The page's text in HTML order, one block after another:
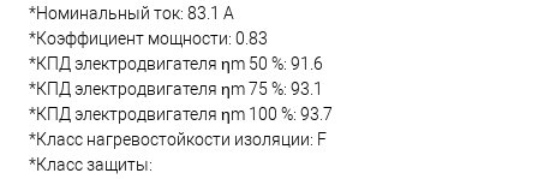
*Номинальный ток: 83.1 А
*Коэффициент мощности: 0.83
*КПД электродвигателя ηm 50 %: 91.6
*КПД электродвигателя ηm 75 %: 93.1
*КПД электродвигателя ηm 100 %: 93.7
*Класс нагревостойкости изоляции: F
*Класс защиты: